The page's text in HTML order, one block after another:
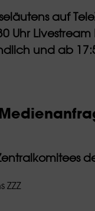
auf
Uhr
und ab
ZZZ